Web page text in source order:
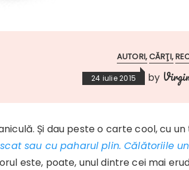
AUTORI CĂRŢI
24 iulie 2015 by
Și dau peste o carte cool, cu
sau cu paharul plin. Călătoriile
este, poate, unul dintre cei mai